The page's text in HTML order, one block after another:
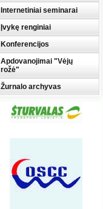
Internetiniai seminarai
Įvykę renginiai
Konferencijos
Apdovanojimai "Vėjų
rožė"
Žurnalo archyvas